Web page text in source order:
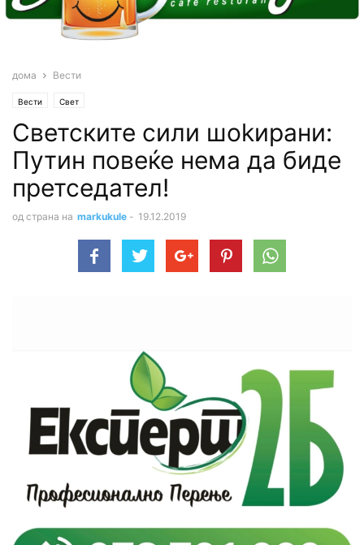
дома Вести
Вести Свет
Светските сили шokиpaни:
Путин повеќе нема да биде
претседател!
од страна на markukule - 19.12.2019